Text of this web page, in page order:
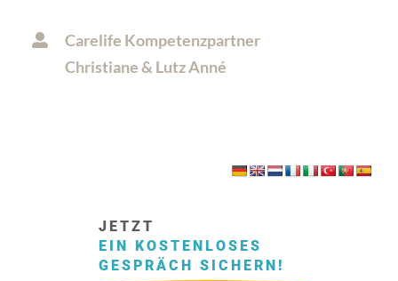
Inhalt
Carelife Kompetenzpartner
Christiane & Lutz Anné
JETZT
EIN KOSTENLOSES
GESPRÄCH SICHERN!